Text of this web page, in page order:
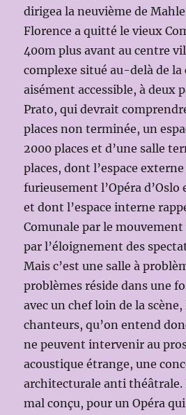
dirigea la neuvième de
Florence a quitté le vieux
400m plus avant au centre
complexe situé au-delà de
aisément accessible, à deux
Prato, qui devrait
places non terminée, un
2000 places et d’une salle
places, dont l’espace
furieusement l’Opéra
et dont l’espace interne
Comunale par le mouvement
par l’éloignement des
Mais c’est une salle à
problèmes réside dans une
avec un chef loin de la
chanteurs, qu’on entend
ne peuvent intervenir au
acoustique étrange, une
architecturale anti théâtrale.
mal conçu, pour un Opéra